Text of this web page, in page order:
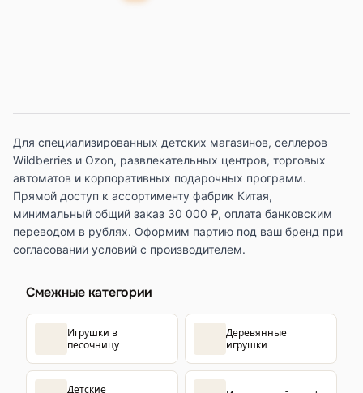
Для специализированных детских магазинов, селлеров
Wildberries и Ozon, развлекательных центров, торговых
автоматов и корпоративных подарочных программ.
Прямой доступ к ассортименту фабрик Китая,
минимальный общий заказ 30 000 ₽, оплата банковским
переводом в рублях. Оформим партию под ваш бренд при
согласовании условий с производителем.
Смежные категории
Игрушки в
песочницу
Деревянные
игрушки
Детские